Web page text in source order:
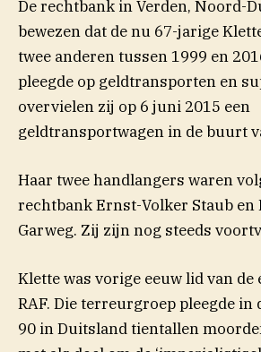
De rechtbank in Verden, Noord-
bewezen dat de nu 67-jarige
twee anderen tussen 1999 en
pleegde op geldtransporten en
overvielen zij op 6 juni 2015 een
geldtransportwagen in de buurt
Haar twee handlangers waren
rechtbank Ernst-Volker Staub
Garweg. Zij zijn nog steeds
Klette was vorige eeuw lid van
RAF. Die terreurgroep pleegde in
90 in Duitsland tientallen